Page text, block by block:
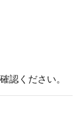
認ください。